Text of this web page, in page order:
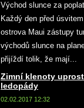
Východ slunce za
Každý den před
ostrova Maui zástupy
východů slunce na
přijíždí tolik, že mají...
Zimní klenoty
ledopády
02.02.2017 12:32